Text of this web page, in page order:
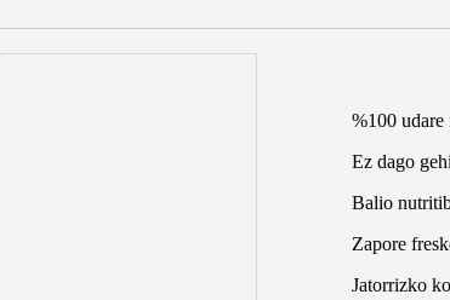
%100 udare
Ez dago
Balio
Zapore
Jatorrizko